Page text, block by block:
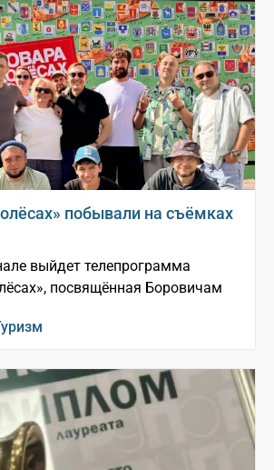
побывали на съёмках
выйдет телепрограмма
посвящённая Боровичам